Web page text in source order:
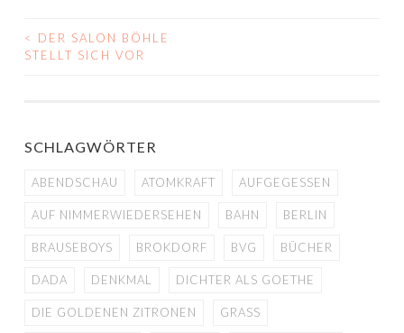
BEITRAGS-
<
DER SALON BÖHLE
STELLT SICH VOR
SCHLAGWÖRTER
ABENDSCHAU ATOMKRAFT AUFGEGESSEN
AUF NIMMERWIEDERSEHEN BAHN BERLIN
BRAUSEBOYS BROKDORF BVG BÜCHER
DADA DENKMAL DICHTER ALS GOETHE
DIE GOLDENEN ZITRONEN GRASS